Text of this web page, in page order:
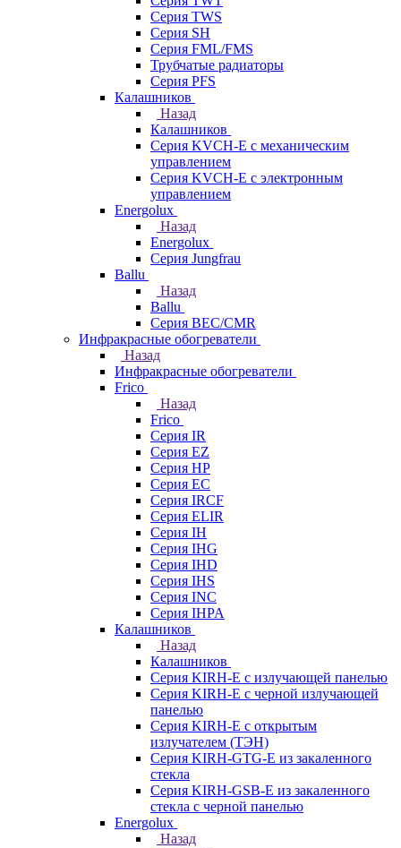
Серия TWS
Серия SH
Серия FML/FMS
Трубчатые радиаторы
Серия PFS
Калашников
Назад
Калашников
Серия KVCH-E с механическим
управлением
Серия KVCH-E с электронным
управлением
Energolux
Назад
Energolux
Серия Jungfrau
Ballu
Назад
Ballu
Серия BEC/CMR
Инфракрасные обогреватели
Назад
Инфракрасные обогреватели
Frico
Назад
Frico
Серия IR
Серия EZ
Серия HP
Серия EC
Серия IRCF
Серия ELIR
Серия IH
Серия IHG
Серия IHD
Серия IHS
Серия INC
Серия IHPA
Калашников
Назад
Калашников
Серия KIRH-E с излучающей панелью
Серия KIRH-E с черной излучающей
панелью
Серия KIRH-E с открытым
излучателем (ТЭН)
Серия KIRH-GTG-E из закаленного
стекла
Серия KIRH-GSB-E из закаленного
стекла с черной панелью
Energolux
Назад